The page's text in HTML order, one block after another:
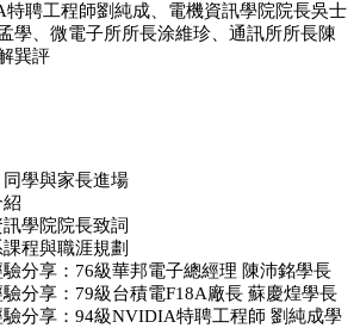
特聘工程師劉純成、電機資訊學院院長吳士
學、微電子所所長涂維珍、通訊所所長陳
巽評
學與家長進場
學院院長致詞
程與職涯規劃
分享： 76級華邦電子總經理 陳沛銘學長
分享： 79級台積電F18A廠長 蘇慶煌學長
分享： 94級NVIDIA特聘工程師 劉純成學